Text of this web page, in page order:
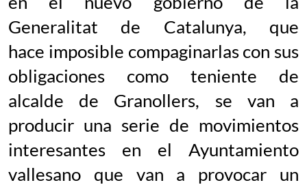
Generalitat de Catalunya, que
hace imposible compaginarlas con sus
obligaciones como teniente de
alcalde de Granollers, se van a
producir una serie de movimientos
interesantes en el Ayuntamiento
vallesano que van a provocar un